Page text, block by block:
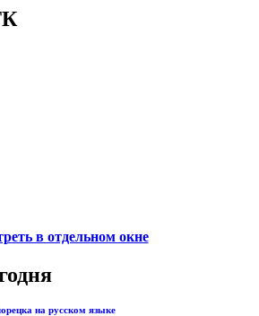
в отдельном окне
на русском языке